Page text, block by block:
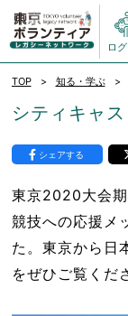
ロ
TOP 知る・学ぶ
シティキャ
シェアする
東京2020大会期
競技への応援メ
た。東京から日
をぜひご覧くだ